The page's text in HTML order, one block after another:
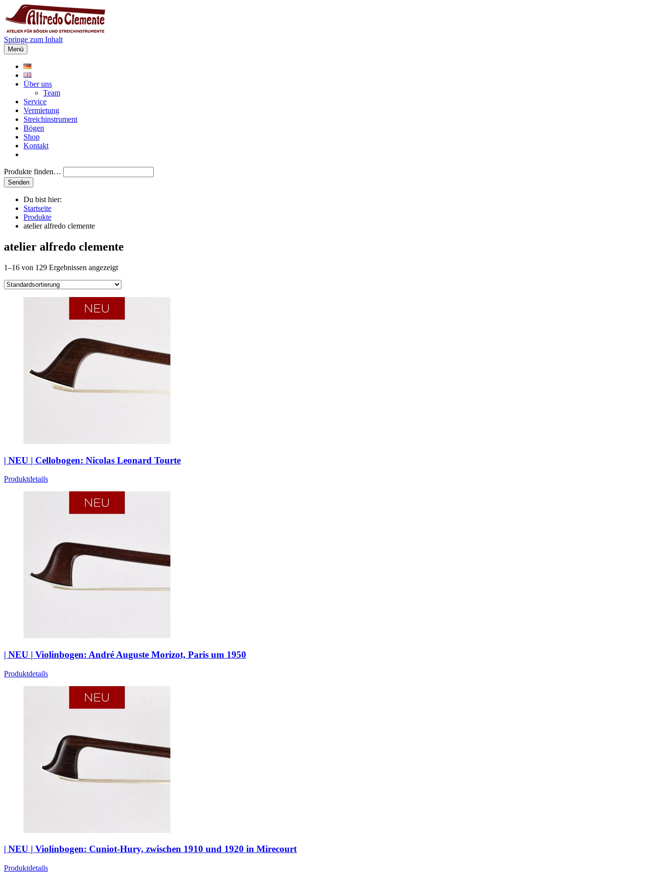
Springe zum Inhalt
Menü
Über uns
Team
Service
Vermietung
Streichinstrument
Bögen
Shop
Kontakt
Produkte finden…
Du bist hier:
Startseite
Produkte
atelier alfredo clemente
atelier alfredo clemente
1–16 von 129 Ergebnissen angezeigt
| NEU | Cellobogen: Nicolas Leonard Tourte
Produktdetails
| NEU | Violinbogen: André Auguste Morizot, Paris um 1950
Produktdetails
| NEU | Violinbogen: Cuniot-Hury, zwischen 1910 und 1920 in Mirecourt
Produktdetails